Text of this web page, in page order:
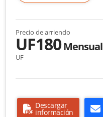
Precio de arriendo
UF180Mensual
UF
Descargar
información